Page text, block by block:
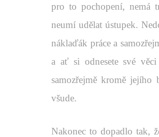
pro to pochopení, nemá
neumí udělat ústupek.
náklaďák práce a
a ať si odnesete své
samozřejmě kromě
všude.
Nakonec to dopadlo tak,